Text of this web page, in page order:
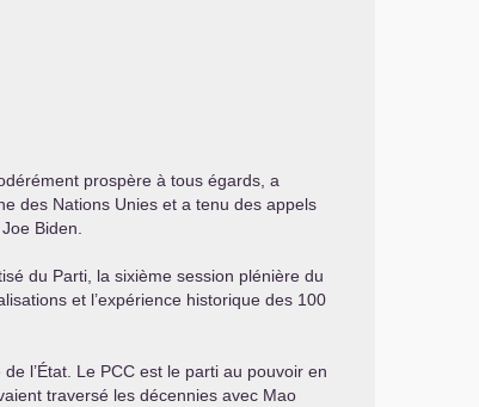
prospère à tous égards, a
des Nations Unies et a tenu des appels
Biden.
du Parti, la sixième session plénière du
et l’expérience historique des 100
l’État. Le PCC est le parti au pouvoir en
traversé les décennies avec Mao